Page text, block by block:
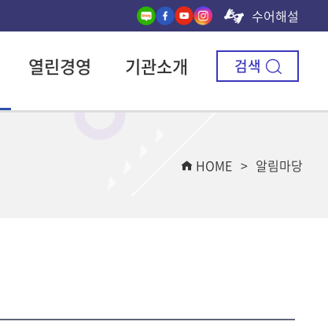
수어해설
열린경영 기관소개 검색
HOME 알림마당